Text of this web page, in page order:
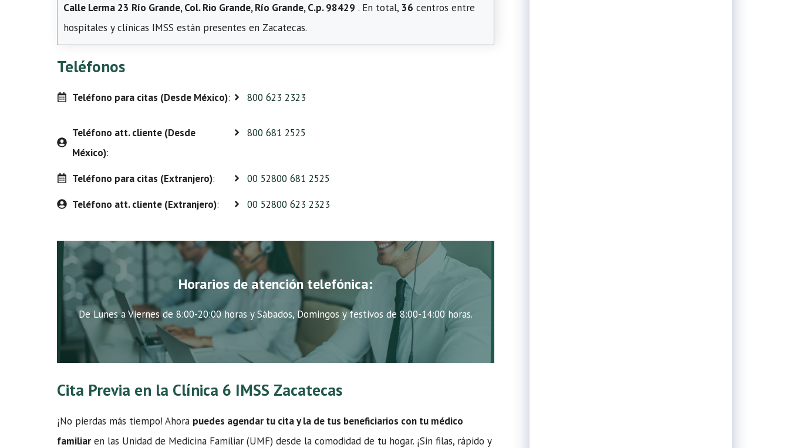
Calle Lerma 23 Río Grande, Col. Rio Grande, Río Grande, C.p. 98429 . En total, 36 centros entre
hospitales y clínicas IMSS están presentes en Zacatecas.
Teléfonos
Teléfono para citas (Desde México): 800 623 2323
Teléfono att. cliente (Desde
México):
800 681 2525
Teléfono para citas (Extranjero):
00 52800 681 2525
Teléfono att. cliente (Extranjero): 00 52800 623 2323
Horarios de atención telefónica:
De Lunes a Viernes de 8:00-20:00 horas y Sábados, Domingos y festivos de 8:00-14:00 horas.
Cita Previa en la Clínica 6 IMSS Zacatecas
¡No pierdas más tiempo! Ahora puedes agendar tu cita y la de tus beneficiarios con tu médico
familiar en las Unidad de Medicina Familiar (UMF) desde la comodidad de tu hogar. ¡Sin filas, rápido y